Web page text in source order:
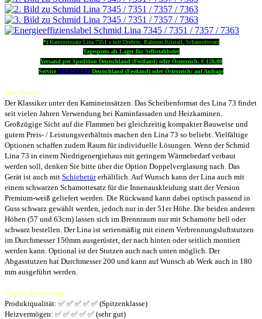
*) Kamineinsatz Lina 7351 s mit Drehtür, Rahmen Kristall, Schamottesatz
Tagespreis ab Lager für Selbstabholer
Versand per Spedition Deutschland (Festland) oder Österreich: € 120,00
ServiceOFEN-TAXI Deutschland (Festland) oder Österreich: auf Anfrage
Das Gerät:
Der Klassiker unter den Kamineinsätzen. Das Scheibenformat des Lina 73 findet
seit vielen Jahren Verwendung bei Kaminfassaden und Heizkaminen.
Großzügige Sicht auf die Flammen bei gleichzeitig kompakter Bauweise und
gutem Preis- / Leistungsverhältnis machen den Lina 73 so beliebt. Vielfältige
Optionen schaffen zudem Raum für individuelle Lösungen. Wenn der Schmid
Lina 73 in einem Niedrigenergiehaus mit geringem Wärmebedarf verbaut
werden soll, denken Sie bitte über die Option Doppelverglasung nach. Das
Gerät ist auch mit Schiebetürerhältlich. Auf Wunsch kann der Lina auch mit
einem schwarzen Schamottesatz für die Innenauskleidung statt der Version
Premium-weiß geliefert werden. Die Rückwand kann dabei optisch passend in
Guss schwarz gewählt werden, jedoch nur in der 51er Höhe. Die beiden anderen
Höhen (57 und 63cm) lassen sich im Brennraum nur mit Schamotte hell oder
schwarz bestellen. Der Lina ist serienmäßig mit einem Verbrennungsluftstutzen
im Durchmesser 150mm ausgerüstet, der nach hinten oder seitlich montiert
werden kann. Optional ist der Stutzen auch nach unten möglich. Der
Abgasstutzen hat Durchmesser 200 und kann auf Wunsch ab Werk auch in 180
mm ausgeführt werden.
Praxis-Bewertung:
Produktqualität: ✅ ✅ ✅ ✅ ✅ (Spitzenklasse)
Heizvermögen: ✅ ✅ ✅ ✅ ✅ (sehr gut)